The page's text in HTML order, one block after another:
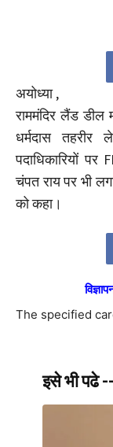
अयोध्या ,
राममंदिर लैंड
धर्मदास
पदाधिकारियों पर
चंपत राय पर भी
को कहा।
The specified
इसे भी पढे